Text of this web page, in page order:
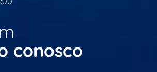
conosco